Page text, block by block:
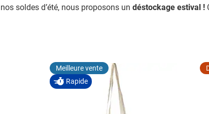
Afficher le sous-menu pour la catégorie Actions et autre
soldes d’été, nous proposons un déstockage estival !
Meilleure vente
Rapide